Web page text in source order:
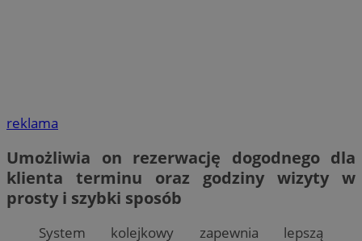
reklama
Umożliwia on rezerwację dogodnego dla
klienta terminu oraz godziny wizyty w
prosty i szybki sposób
System kolejkowy zapewnia lepszą